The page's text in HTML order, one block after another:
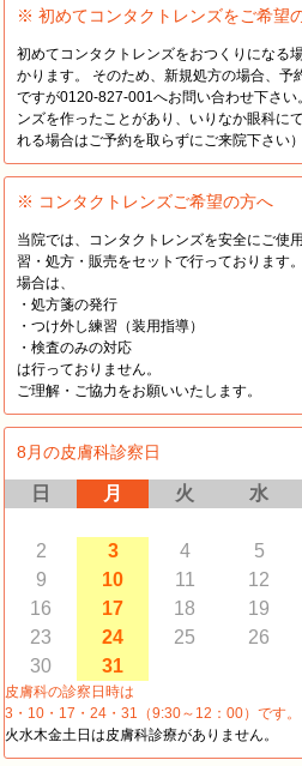
※ 初めてコンタクトレンズをご希望
初めてコンタクトレンズをおつくりになる
かります。 そのため、新規処方の場合、予
ですが0120-827-001へお問い合わせ下さ
ンズを作ったことがあり、いりなか眼科に
れる場合はご予約を取らずにご来院下さい）
※ コンタクトレンズご希望の方へ
当院では、コンタクトレンズを安全にご使
習・処方・販売をセットで行っております
場合は、
・処方箋の発行
・つけ外し練習（装用指導）
・検査のみの対応
は行っておりません。
ご理解・ご協力をお願いいたします。
8月の皮膚科診察日
日 月 火 水
2
3 4 5
9
10 11 12
16
17 18 19
23
24 25 26
30
31
皮膚科の診察日時は
3・10・17・24・31（9:30～12：00）です。
火水木金土日は皮膚科診療がありません。